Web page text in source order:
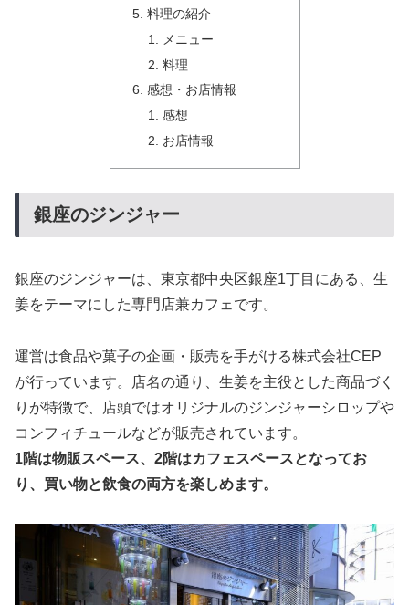
料理の紹介
メニュー
料理
感想・お店情報
感想
お店情報
銀座のジンジャー
銀座のジンジャーは、東京都中央区銀座1丁目にある、生
姜をテーマにした専門店兼カフェです。
運営は食品や菓子の企画・販売を手がける株式会社CEP
が行っています。店名の通り、生姜を主役とした商品づく
りが特徴で、店頭ではオリジナルのジンジャーシロップや
コンフィチュールなどが販売されています。
1階は物販スペース、2階はカフェスペースとなってお
り、買い物と飲食の両方を楽しめます。